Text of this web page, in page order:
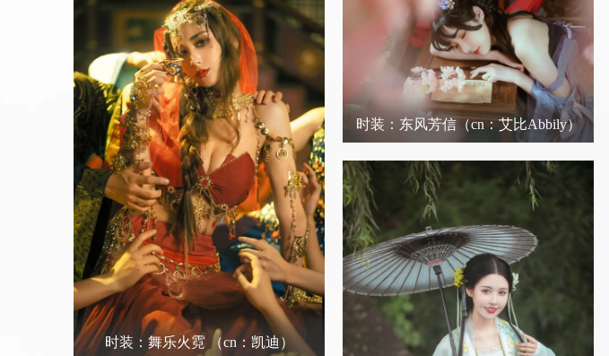
时装：东风芳信（cn：艾比Abbily）
时装：舞乐火霓 （cn：凯迪）